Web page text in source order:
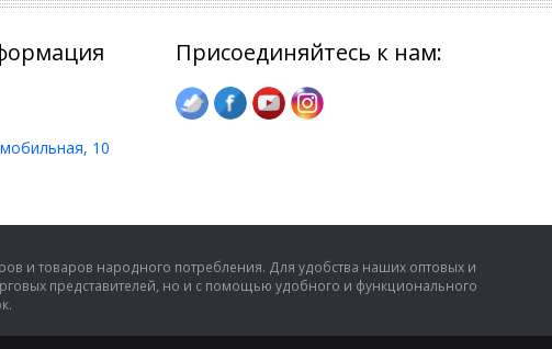
10
Присоединяйтесь к нам:
и товаров народного потребления. Для удобства наших оптовых и
представителей, но и с помощью удобного и функционального